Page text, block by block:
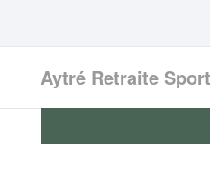
Aytré Retraite